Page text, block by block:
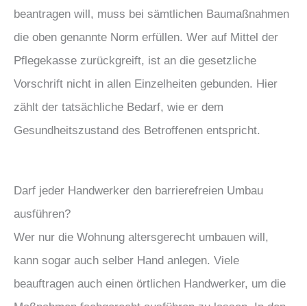
beantragen will, muss bei sämtlichen Baumaßnahmen
die oben genannte Norm erfüllen. Wer auf Mittel der
Pflegekasse zurückgreift, ist an die gesetzliche
Vorschrift nicht in allen Einzelheiten gebunden. Hier
zählt der tatsächliche Bedarf, wie er dem
Gesundheitszustand des Betroffenen entspricht.
Darf jeder Handwerker den barrierefreien Umbau
ausführen?
Wer nur die Wohnung altersgerecht umbauen will,
kann sogar auch selber Hand anlegen. Viele
beauftragen auch einen örtlichen Handwerker, um die